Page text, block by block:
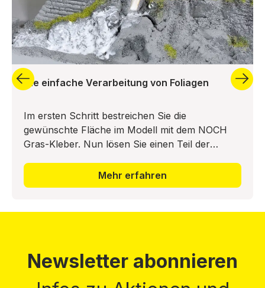
Die einfache Verarbeitung von Foliagen
Im ersten Schritt bestreichen Sie die
gewünschte Fläche im Modell mit dem NOCH
Gras-Kleber. Nun lösen Sie einen Teil der
und drücken diesen in das Leimbett ei
Mehr erfahren
Newsletter abonnieren